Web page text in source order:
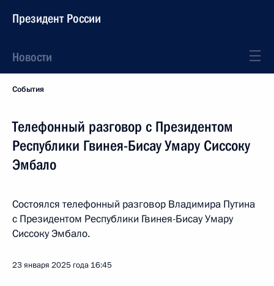
Президент России
Новости
События
Телефонный разговор с Президентом
Республики Гвинея-Бисау Умару Сиссоку
Эмбало
Состоялся телефонный разговор Владимира Путина
с Президентом Республики Гвинея-Бисау Умару
Сиссоку Эмбало.
23 января 2025 года 16:45